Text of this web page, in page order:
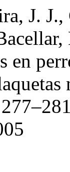
J.
en